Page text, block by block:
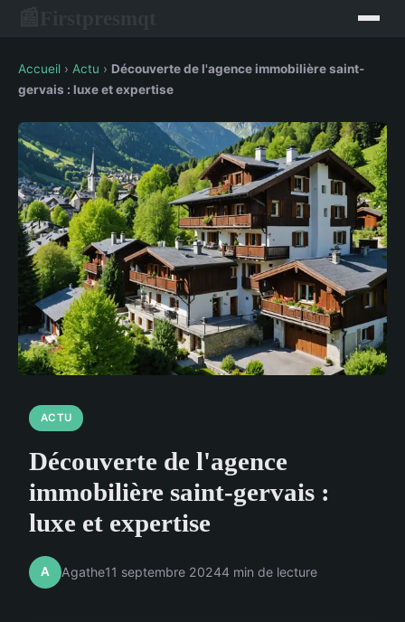
Accueil › Actu › Découverte de l'agence immobilière saint-
gervais : luxe et expertise
ACTU
Découverte de l'agence
immobilière saint-gervais :
luxe et expertise
A Agathe11 septembre 20244 min de lecture